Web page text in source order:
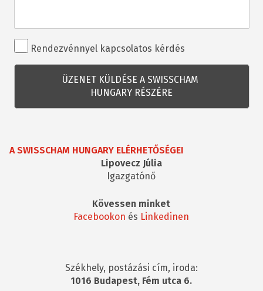
Rendezvénnyel
kapcsolatos
kérdés
Rendezvénnyel kapcsolatos kérdés
A SWISSCHAM HUNGARY ELÉRHETŐSÉGEI
Lipovecz Júlia
Igazgatónő
Kövessen minket
Facebookon és Linkedinen
Székhely, postázási cím, iroda:
1016 Budapest, Fém utca 6.